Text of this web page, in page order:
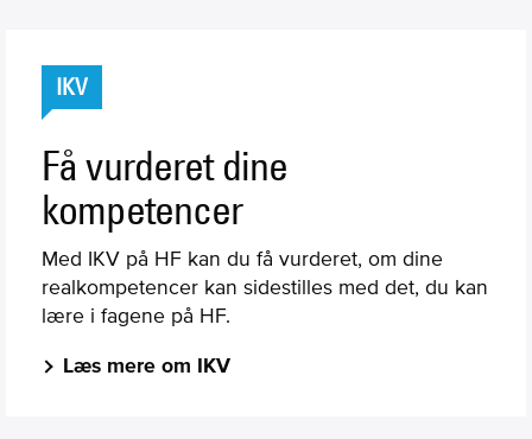
IKV
Få vurderet dine
kompetencer
Med IKV på HF kan du få vurderet, om dine
realkompetencer kan sidestilles med det, du kan
lære i fagene på HF.
Læs mere om IKV